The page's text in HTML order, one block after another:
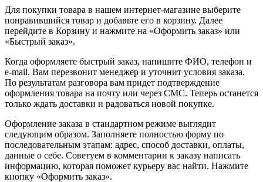
Для покупки товара в нашем интернет-магазине выберите
понравившийся товар и добавьте его в корзину. Далее
перейдите в Корзину и нажмите на «Оформить заказ» или
«Быстрый заказ».
Когда оформляете быстрый заказ, напишите ФИО, телефон и
e-mail. Вам перезвонит менеджер и уточнит условия заказа.
По результатам разговора вам придет подтверждение
оформления товара на почту или через СМС. Теперь останется
только ждать доставки и радоваться новой покупке.
Оформление заказа в стандартном режиме выглядит
следующим образом. Заполняете полностью форму по
последовательным этапам: адрес, способ доставки, оплаты,
данные о себе. Советуем в комментарии к заказу написать
информацию, которая поможет курьеру вас найти. Нажмите
кнопку «Оформить заказ».